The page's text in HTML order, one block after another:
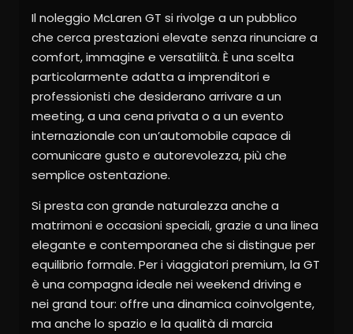
Il noleggio McLaren GT si rivolge a un pubblico
che cerca prestazioni elevate senza rinunciare a
comfort, immagine e versatilità. È una scelta
particolarmente adatta a imprenditori e
professionisti che desiderano arrivare a un
meeting, a una cena privata o a un evento
internazionale con un’automobile capace di
comunicare gusto e autorevolezza, più che
semplice ostentazione.
Si presta con grande naturalezza anche a
matrimoni e occasioni speciali, grazie a una linea
elegante e contemporanea che si distingue per
equilibrio formale. Per i viaggiatori premium, la GT
è una compagna ideale nei weekend driving e
nei grand tour: offre una dinamica coinvolgente,
ma anche lo spazio e la qualità di marcia